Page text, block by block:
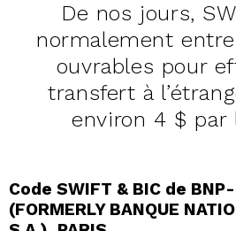
De nos jours,
normalement
ouvrables pour
transfert à
environ 4 $ par
Code SWIFT & BIC de
(FORMERLY BANQUE